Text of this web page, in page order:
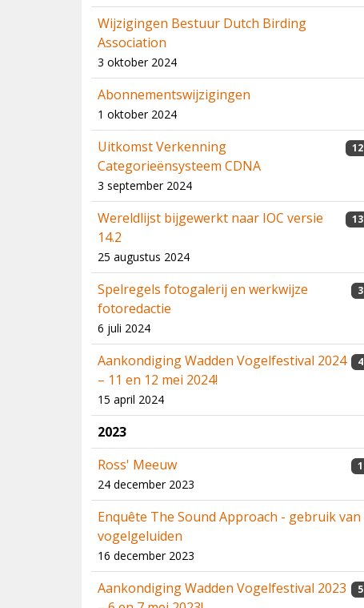
Wijzigingen Bestuur Dutch Birding
Association
3 oktober 2024
Abonnementswijzigingen
1 oktober 2024
Uitkomst Verkenning
Categorieënsysteem CDNA
3 september 2024
12
Wereldlijst bijgewerkt naar IOC versie
14.2
25 augustus 2024
13
Spelregels fotogalerij en werkwijze
fotoredactie
6 juli 2024
3
Aankondiging Wadden Vogelfestival 2024
– 11 en 12 mei 2024!
15 april 2024
4
2023
Ross' Meeuw
24 december 2023
1
Enquête The Sound Approach - gebruik van
vogelgeluiden
16 december 2023
Aankondiging Wadden Vogelfestival 2023
5